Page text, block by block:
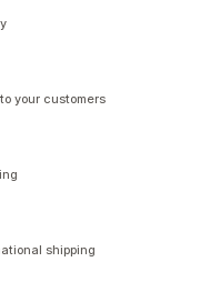
your customers
shipping